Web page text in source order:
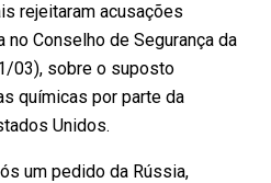
rejeitaram acusações
Conselho de Segurança da
03), sobre o suposto
químicas por parte da
Unidos.
um pedido da Rússia,